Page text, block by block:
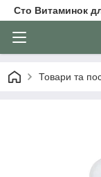
Сто Витаминок
Товари та